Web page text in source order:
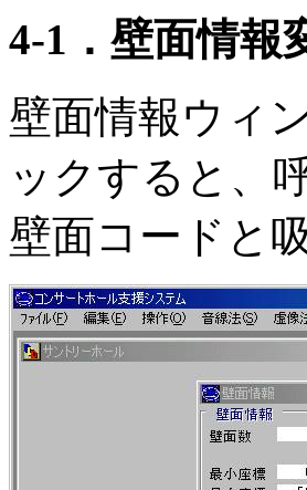
4-1．壁面情報
壁面情報ウィ
ックすると、
壁面コードと